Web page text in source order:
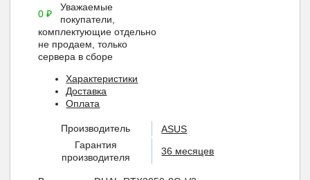
0₽
Уважаемые
покупатели,
комплектующие отдельно
не продаем, только
сервера в сборе
Характеристики
Доставка
Оплата
Производитель
ASUS
Гарантия
производителя
36 месяцев